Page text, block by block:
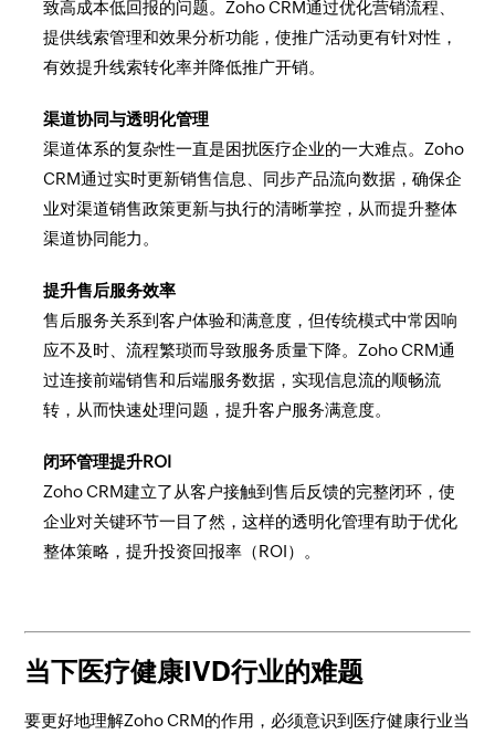
致高成本低回报的问题。Zoho CRM通过优化营销流程、
提供线索管理和效果分析功能，使推广活动更有针对性，
有效提升线索转化率并降低推广开销。
渠道协同与透明化管理
渠道体系的复杂性一直是困扰医疗企业的一大难点。Zoho
CRM通过实时更新销售信息、同步产品流向数据，确保企
业对渠道销售政策更新与执行的清晰掌控，从而提升整体
渠道协同能力。
提升售后服务效率
售后服务关系到客户体验和满意度，但传统模式中常因响
应不及时、流程繁琐而导致服务质量下降。Zoho CRM通
过连接前端销售和后端服务数据，实现信息流的顺畅流
转，从而快速处理问题，提升客户服务满意度。
闭环管理提升ROI
Zoho CRM建立了从客户接触到售后反馈的完整闭环，使
企业对关键环节一目了然，这样的透明化管理有助于优化
整体策略，提升投资回报率（ROI）。
当下医疗健康IVD行业的难题
要更好地理解Zoho CRM的作用，必须意识到医疗健康行业当